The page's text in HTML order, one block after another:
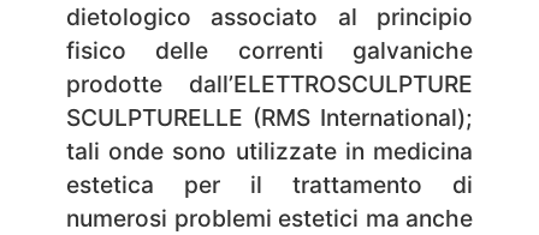
dietologico associato al principio
fisico delle correnti galvaniche
prodotte dall’ELETTROSCULPTURE
SCULPTURELLE (RMS International);
tali onde sono utilizzate in medicina
estetica per il trattamento di
numerosi problemi estetici ma anche